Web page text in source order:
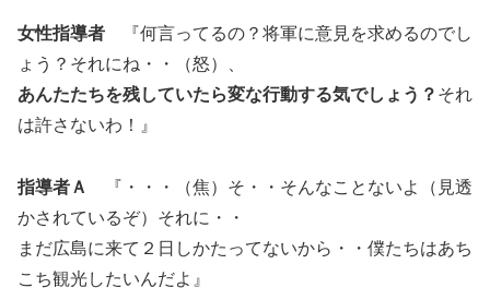
女性指導者 『何言ってるの？将軍に意見を求めるのでし
ょう？それにね・・（怒）、
あんたたちを残していたら変な行動する気でしょう？ それ
は許さないわ！』
指導者Ａ
『・・・（焦）そ・・そんなことないよ（見透
かされているぞ）それに・・
まだ広島に来て２日しかたってないから・・僕たちはあち
こち観光したいんだよ』